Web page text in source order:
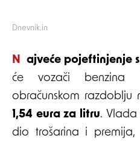
Dnevnik.in
Najveće pojeftinjenje
će vozači
obračunskom razdoblju
1,54 eura za litru.
dio trošarina i